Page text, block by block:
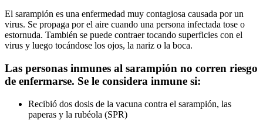
El sarampión es una enfermedad muy contagiosa causada por un
virus. Se propaga por el aire cuando una persona infectada tose o
estornuda. También se puede contraer tocando superficies con el
virus y luego tocándose los ojos, la nariz o la boca.
Las personas inmunes al sarampión no corren riesgo
de enfermarse. Se le considera inmune si:
Recibió dos dosis de la vacuna contra el sarampión, las
paperas y la rubéola (SPR)